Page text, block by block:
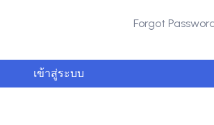
Forgot
เข้าสู่ระบบ